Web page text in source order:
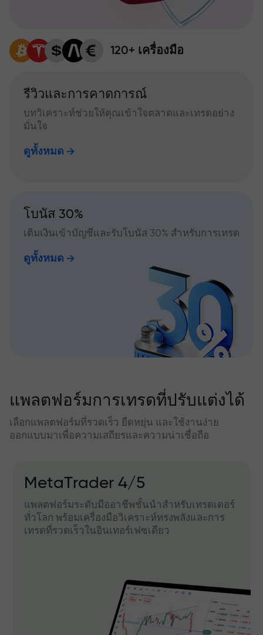
120+ เครื่องมือ
รีวิวและการคาดการณ์
บทวิเคราะห์ช่วยให้คุณเข้าใจตลาดและเทรดอย่าง
มั่นใจ
ดูทั้งหมด
โบนัส 30%
เติมเงินเข้าบัญชีและรับโบนัส 30% สำหรับการเทรด
ดูทั้งหมด
แพลตฟอร์มการเทรดที่ปรับแต่งได้
เลือกแพลตฟอร์มที่รวดเร็ว ยืดหยุ่น และใช้งานง่าย
ออกแบบมาเพื่อความเสถียรและความน่าเชื่อถือ
MetaTrader 4/5
แพลตฟอร์มระดับมืออาชีพชั้นนำสำหรับเทรดเดอร์
ทั่วโลก พร้อมเครื่องมือวิเคราะห์ทรงพลังและการ
เทรดที่รวดเร็วในอินเทอร์เฟซเดียว